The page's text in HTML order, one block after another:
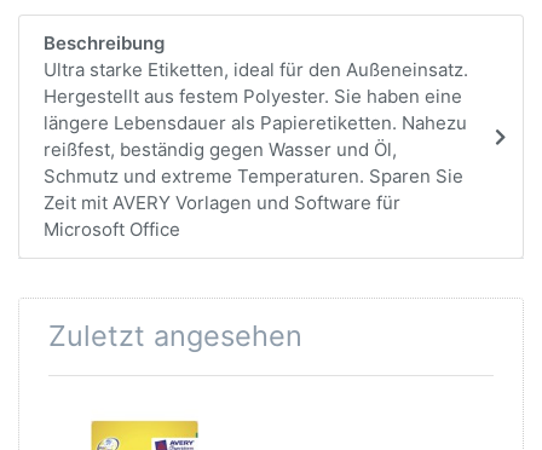
Beschreibung
Ultra starke Etiketten, ideal für den Außeneinsatz.
Hergestellt aus festem Polyester. Sie haben eine
längere Lebensdauer als Papieretiketten. Nahezu
reißfest, beständig gegen Wasser und Öl,
Schmutz und extreme Temperaturen. Sparen Sie
Zeit mit AVERY Vorlagen und Software für
Microsoft Office
Zuletzt angesehen